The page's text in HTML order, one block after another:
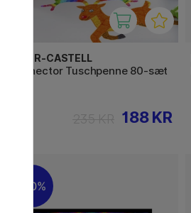
FABER-CASTELL
Connector Tuschpenne 80-sæt
188 KR
20%